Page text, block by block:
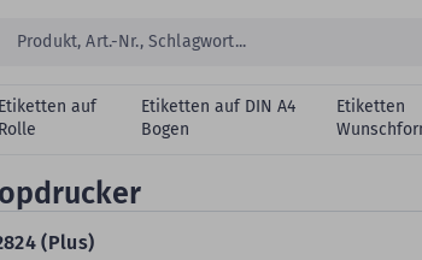
Etiketten auf
Rolle
Etiketten auf DIN A4
Bogen
Etiketten
(Plus)